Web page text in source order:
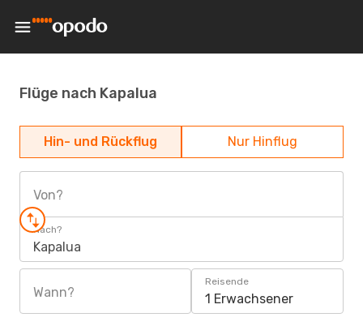
Flüge nach Kapalua
Hin- und Rückflug Nur Hinflug
Von?
Nach?
Kapalua
Wann?
Reisende
1 Erwachsener